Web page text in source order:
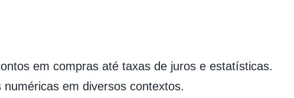
em compras até taxas de juros e estatísticas.
em diversos contextos.